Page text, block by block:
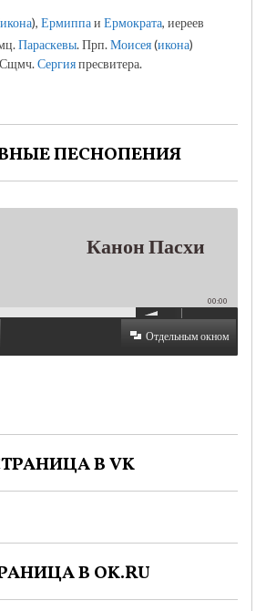
икона), Ермиппаи Ермократа, иереев
Параскевы. Прп.Моисея(икона)
Сщмч.Сергияпресвитера.
ПЕСНОПЕНИЯ
Канон Пасхи
00:00
Отдельным окном
В VK
В OK.RU